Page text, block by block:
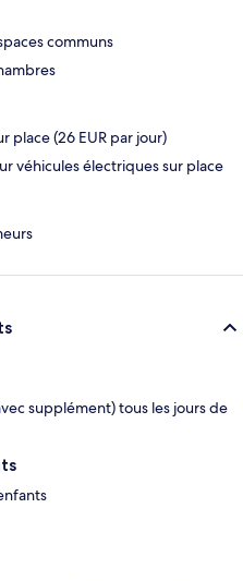
communs
place (26 EUR par jour)
véhicules électriques sur place
supplément) tous les jours de